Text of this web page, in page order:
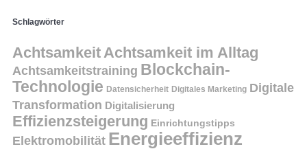
Schlagwörter
Achtsamkeit Achtsamkeit im Alltag
Achtsamkeitstraining Blockchain-
Technologie Datensicherheit Digitales Marketing Digitale
Transformation Digitalisierung
Effizienzsteigerung Einrichtungstipps
Elektromobilität Energieeffizienz